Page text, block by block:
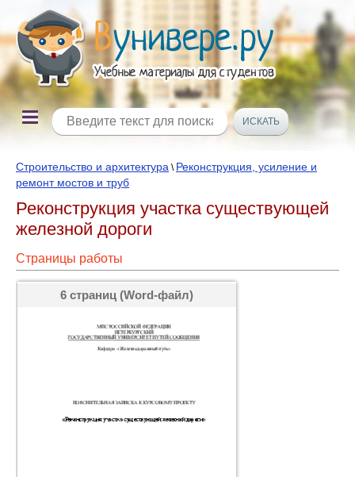
Строительство и архитектура \ Реконструкция, усиление и
ремонт мостов и труб
Реконструкция участка существующей
железной дороги
Страницы работы
6 страниц (Word-файл)